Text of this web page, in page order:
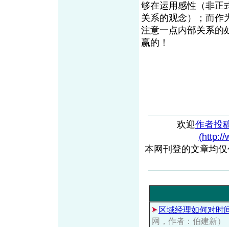
够在运用感性（非正
关系的观念）；而作
注意一点内部关系的
赢的！
欢迎作者投
(http://
本网刊登的文章均
区域经理如何对时
网，作者：伯建新）